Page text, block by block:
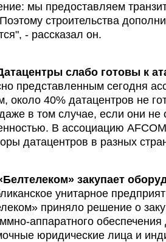
мы предоставляем
строительства
- рассказал он.
слабо готовы к
представленным сегодня
около 40% датацентров не
в том случае, если они не
В ассоциацию
датацентров в разных
закупает
унитарное
приняло решение о
аппаратного
юридические лица и